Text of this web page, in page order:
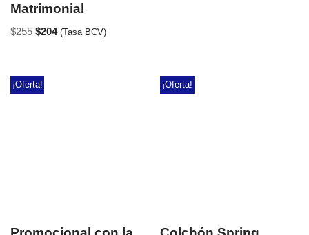
Matrimonial
$255 $204 (Tasa BCV)
¡Oferta! ¡Oferta!